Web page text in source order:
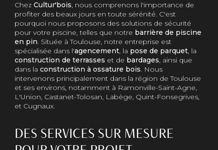
Chez Cultur'bois, nous comprenons l'importance de
profiter des beaux jours en toute sérénité. C'est
pourquoi nous proposons des solutions de sécurité
pour votre piscine, telles que notre barrière de piscine
en pin. Située à Toulouse, notre entreprise est
spécialisée dans l'agencement, la pose de parquet, la
construction de terrasses et de bardages, ainsi que
dans la construction à ossature bois. Nous
intervenons principalement dans la région de Toulouse
et ses environs, notamment à Ramonville-Saint-Agne,
L'Union, Castanet-Tolosan, Labège, Quint-Fonsegrives,
et Cugnaux.
DES SERVICES SUR MESURE